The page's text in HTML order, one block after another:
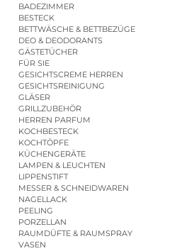
BADEZIMMER
BESTECK
BETTWÄSCHE & BETTBEZÜGE
DEO & DEODORANTS
GÄSTETÜCHER
FÜR SIE
GESICHTSCREME HERREN
GESICHTSREINIGUNG
GLÄSER
GRILLZUBEHÖR
HERREN PARFUM
KOCHBESTECK
KOCHTÖPFE
KÜCHENGERÄTE
LAMPEN & LEUCHTEN
LIPPENSTIFT
MESSER & SCHNEIDWAREN
NAGELLACK
PEELING
PORZELLAN
RAUMDÜFTE & RAUMSPRAY
VASEN